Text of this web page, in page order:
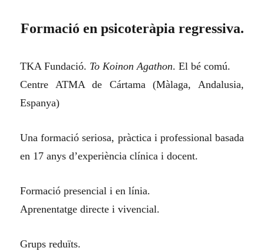
Formació en psicoteràpia regressiva.
TKA Fundació. To Koinon Agathon. El bé comú.
Centre ATMA de Cártama (Màlaga, Andalusia,
Espanya)
Una formació seriosa, pràctica i professional basada
en 17 anys d’experiència clínica i docent.
Formació presencial i en línia.
Aprenentatge directe i vivencial.
Grups reduïts.